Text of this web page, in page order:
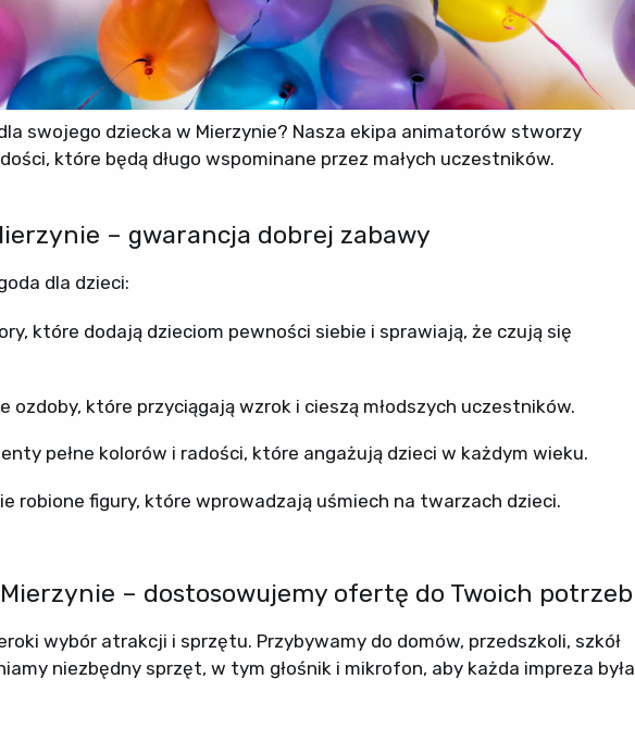
swojego dziecka w Mierzynie? Nasza ekipa animatorów stworzy
które będą długo wspominane przez małych uczestników.
– gwarancja dobrej zabawy
dla dzieci:
które dodają dzieciom pewności siebie i sprawiają, że czują się
ozdoby, które przyciągają wzrok i cieszą młodszych uczestników.
pełne kolorów i radości, które angażują dzieci w każdym wieku.
robione figury, które wprowadzają uśmiech na twarzach dzieci.
– dostosowujemy ofertę do Twoich potrzeb
wybór atrakcji i sprzętu. Przybywamy do domów, przedszkoli, szkół
niezbędny sprzęt, w tym głośnik i mikrofon, aby każda impreza była